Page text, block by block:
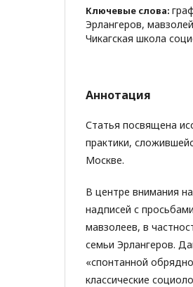
Ключевые слова:
Эрлангеров,
Чикагская школа
Аннотация
Статья посвящена
практики,
Москве.
В центре внимания
надписей с
мавзолеев, в
семьи Эрлангеров.
«спонтанной
классические